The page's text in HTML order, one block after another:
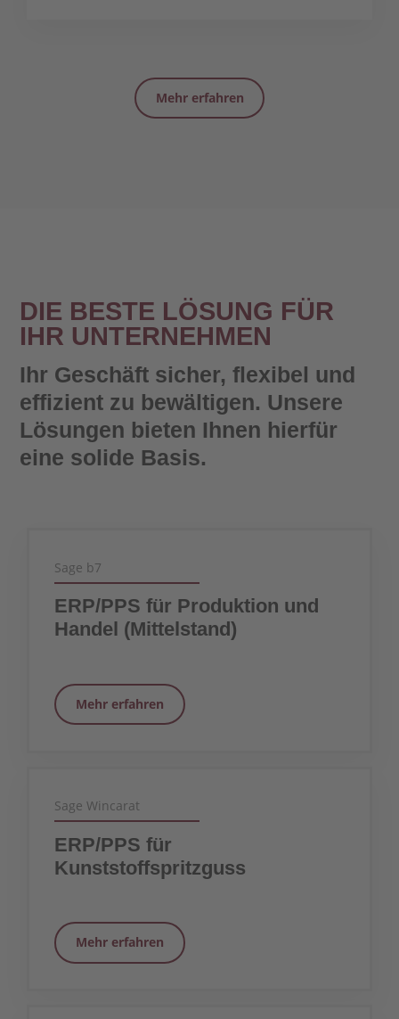
Mehr erfahren
DIE BESTE LÖSUNG FÜR
IHR UNTERNEHMEN
Ihr Geschäft sicher, flexibel und
effizient zu bewältigen. Unsere
Lösungen bieten Ihnen hierfür
eine solide Basis.
Sage b7
ERP/PPS für Produktion und
Handel (Mittelstand)
Mehr erfahren
Sage Wincarat
ERP/PPS für
Kunststoffspritzguss
Mehr erfahren